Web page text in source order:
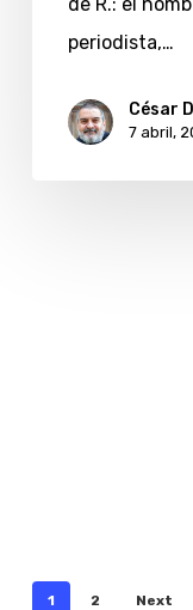
de R.: el
periodista,…
César
7 abril,
1 2 Next